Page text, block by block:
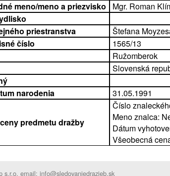
meno/meno a priezvisko
Mgr. Roman
priestranstva
Štefana
číslo
1565/13
Ružomberok
Slovenská
narodenia 31.05.1991
predmetu dražby
Číslo
Meno znalca:
Dátum
Všeobecná
s.r.o. email: info@sledovaniedrazieb.sk